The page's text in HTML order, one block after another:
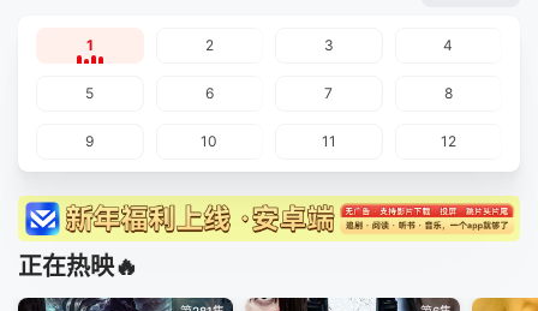
1 2 3 4
5 6 7 8
9 10 11 12
正在热映🔥